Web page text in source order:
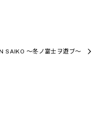
SAIKO 〜冬ノ富士ヲ遊ブ〜